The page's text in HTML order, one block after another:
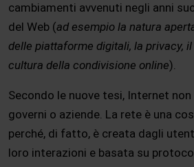
cambiamenti avvenuti negli anni
del Web (ad esempio la natura
delle piattaforme digitali, la privacy,
cultura della condivisione online).
Secondo le nuove tesi, Internet
governi o aziende. La rete è una
perché, di fatto, è creata dagli
loro interazioni e basata su